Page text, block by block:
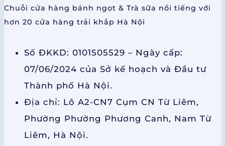
Chuỗi cửa hàng bánh ngọt & Trà sữa nổi tiếng với
hơn 20 cửa hàng trải khắp Hà Nội
Số ĐKKD: 0101505529 – Ngày cấp:
07/06/2024 của Sở kế hoạch và Đầu tư
Thành phố Hà Nội.
Địa chỉ: Lô A2-CN7 Cụm CN Từ Liêm,
Phường Phường Phương Canh, Nam Từ
Liêm, Hà Nội.